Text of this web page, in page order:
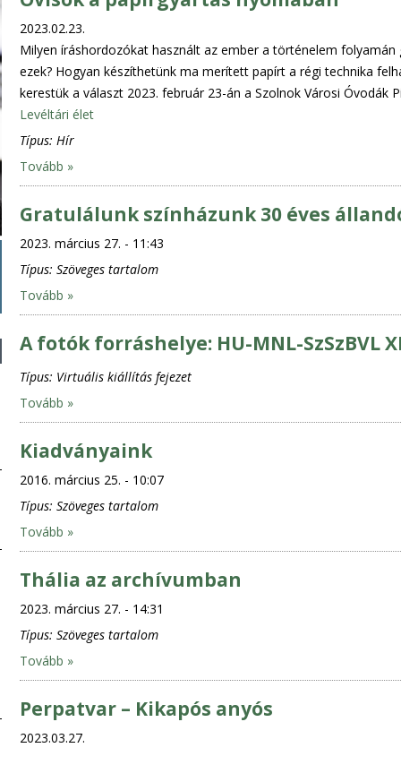
2023.02.23.
Milyen íráshordozókat használt az ember a történelem
ezek? Hogyan készíthetünk ma merített papírt a régi technika
kerestük a választ 2023. február 23-án a Szolnok Városi Óvodák
Levéltári élet
Típus: Hír
Tovább »
Gratulálunk színházunk 30 éves
2023. március 27. - 11:43
Típus: Szöveges tartalom
Tovább »
A fotók forráshelye: HU-MNL-SzSzBVL
Típus: Virtuális kiállítás fejezet
Tovább »
Kiadványaink
2016. március 25. - 10:07
Típus: Szöveges tartalom
Tovább »
Thália az archívumban
2023. március 27. - 14:31
Típus: Szöveges tartalom
Tovább »
Perpatvar – Kikapós anyós
2023.03.27.